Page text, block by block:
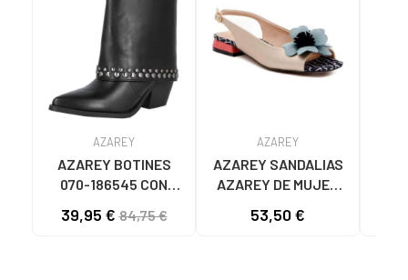
AZAREY
AZAREY BOTINES
070-186545 CON
TACHUELAS NEGRO
39,95 €84,75 €
AZAREY
AZAREY SANDALIAS
AZAREY DE MUJER
MULTICOLOR
53,50 €